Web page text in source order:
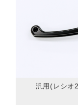
汎用(レシオ